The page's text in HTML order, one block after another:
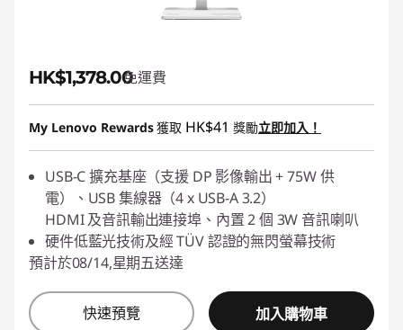
HK$1,378.00免運費
My Lenovo Rewards獲取 HK$41 獎勵立即加入！
USB-C 擴充基座（支援 DP 影像輸出 + 75W 供
電）、USB 集線器（4 x USB-A 3.2）
HDMI 及音訊輸出連接埠、內置 2 個 3W 音訊喇叭
硬件低藍光技術及經 TÜV 認證的無閃螢幕技術
預計於08/14,星期五送達
快速預覽 加入購物車